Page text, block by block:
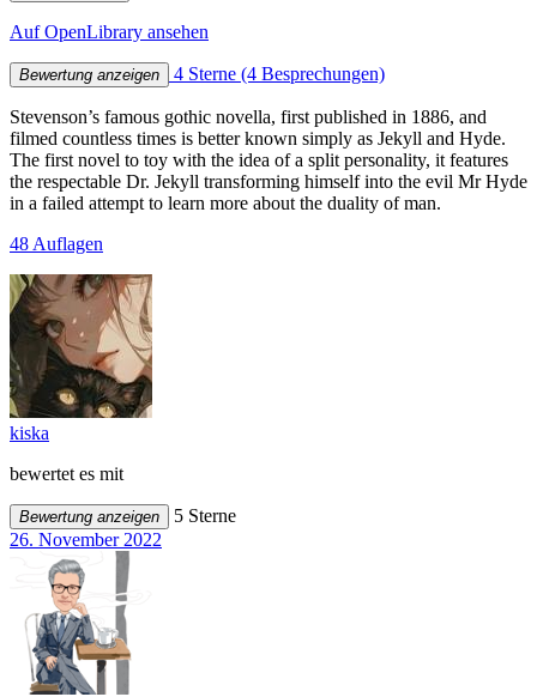
Auf OpenLibrary ansehen
Bewertung anzeigen 4 Sterne (4 Besprechungen)
Stevenson’s famous gothic novella, first published in 1886, and
filmed countless times is better known simply as Jekyll and Hyde.
The first novel to toy with the idea of a split personality, it features
the respectable Dr. Jekyll transforming himself into the evil Mr Hyde
in a failed attempt to learn more about the duality of man.
48 Auflagen
kiska
bewertet es mit
Bewertung anzeigen
5 Sterne
26. November 2022